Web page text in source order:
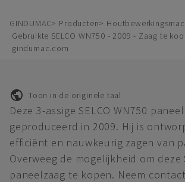
GINDUMAC Producten
Gebruikte SELCO WN750 - 2009 - Zaag te
gindumac.com
Toon in de originele taal
Deze 3-assige SELCO WN750
geproduceerd in 2009. Hij is
efficiënt en nauwkeurig zagen van
Overweeg de mogelijkheid om deze
paneelzaag te kopen. Neem